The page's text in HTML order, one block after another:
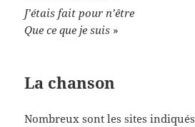
J’étais fait pour n’être
Que ce que je suis »
La chanson
Nombreux sont les sites